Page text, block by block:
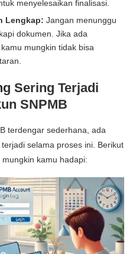
menyelesaikan finalisasi.
Lengkap: Jangan menunggu
dokumen. Jika ada
mungkin tidak bisa
Sering Terjadi
SNPMB
terdengar sederhana, ada
selama proses ini. Berikut
kamu hadapi: